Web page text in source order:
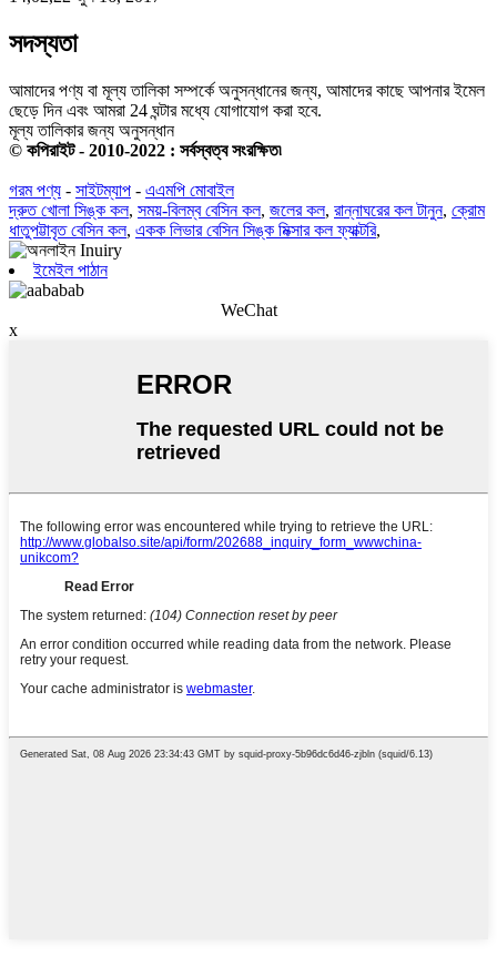
সদস্যতা
আমাদের পণ্য বা মূল্য তালিকা সম্পর্কে অনুসন্ধানের জন্য, আমাদের কাছে আপনার ইমেল
ছেড়ে দিন এবং আমরা 24 ঘন্টার মধ্যে যোগাযোগ করা হবে.
মূল্য তালিকার জন্য অনুসন্ধান
© কপিরাইট - 2010-2022 : সর্বস্বত্ব সংরক্ষিত৷
গরম পণ্য - সাইটম্যাপ - এএমপি মোবাইল
দ্রুত খোলা সিঙ্ক কল, সময়-বিলম্ব বেসিন কল, জলের কল, রান্নাঘরের কল টানুন, ক্রোম
ধাতুপট্টাবৃত বেসিন কল, একক লিভার বেসিন সিঙ্ক মিক্সার কল ফ্যাক্টরি,
ইমেইল পাঠান
WeChat
x